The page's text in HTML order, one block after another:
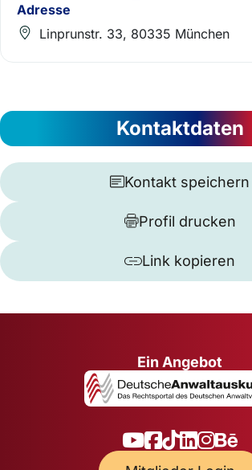
Adresse
Linprunstr. 33, 80335 München
Kontaktdaten
Kontakt speichern
Profil drucken
Link kopieren
Ein Angebot